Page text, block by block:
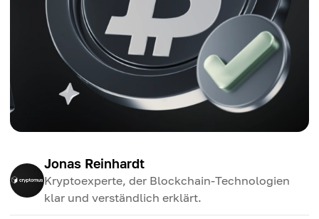
Jonas Reinhardt
Kryptoexperte, der Blockchain-Technologien
klar und verständlich erklärt.